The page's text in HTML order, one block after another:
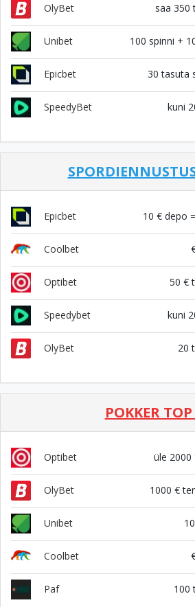
OlyBet saa 350
Unibet 100 spinni +
Epicbet 30 tasuta
SpeedyBet kuni
Epicbet 10 € depo
Coolbet
Optibet 50 €
Speedybet kuni
OlyBet 20
POKKER TOP
Optibet üle 2000
OlyBet 1000 €
Unibet
Coolbet
Paf 100